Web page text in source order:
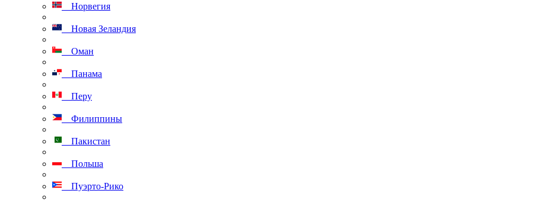
Норвегия
Новая Зеландия
Оман
Панама
Перу
Филиппины
Пакистан
Польша
Пуэрто-Рико